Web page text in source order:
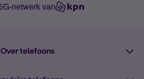
netwerk van
Over telefoons